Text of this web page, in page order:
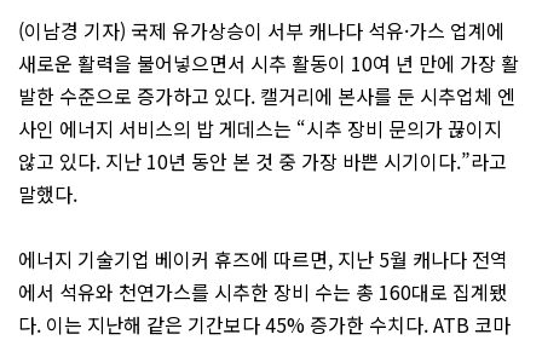
(이남경 기자) 국제 유가상승이 서부 캐나다 석유·가스 업계에
새로운 활력을 불어넣으면서 시추 활동이 10여 년 만에 가장 활
발한 수준으로 증가하고 있다. 캘거리에 본사를 둔 시추업체 엔
사인 에너지 서비스의 밥 게데스는 “시추 장비 문의가 끊이지
않고 있다. 지난 10년 동안 본 것 중 가장 바쁜 시기이다.”라고
말했다.
에너지 기술기업 베이커 휴즈에 따르면, 지난 5월 캐나다 전역
에서 석유와 천연가스를 시추한 장비 수는 총 160대로 집계됐
다. 이는 지난해 같은 기간보다 45% 증가한 수치다. ATB 코마